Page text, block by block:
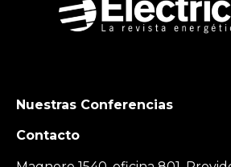
Nuestras Conferencias
Contacto